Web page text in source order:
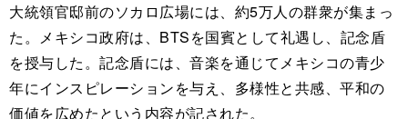
大統領官邸前のソカロ広場には、約5万人の群衆が集まっ
た。メキシコ政府は、BTSを国賓として礼遇し、記念盾
を授与した。記念盾には、音楽を通じてメキシコの青少
年にインスピレーションを与え、多様性と共感、平和の
価値を広めたという内容が記された。